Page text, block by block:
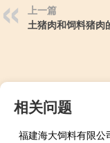
上一篇
土猪肉和饲料猪肉
相关问题